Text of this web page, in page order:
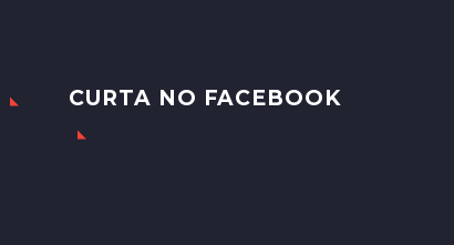
CURTA NO FACEBOOK